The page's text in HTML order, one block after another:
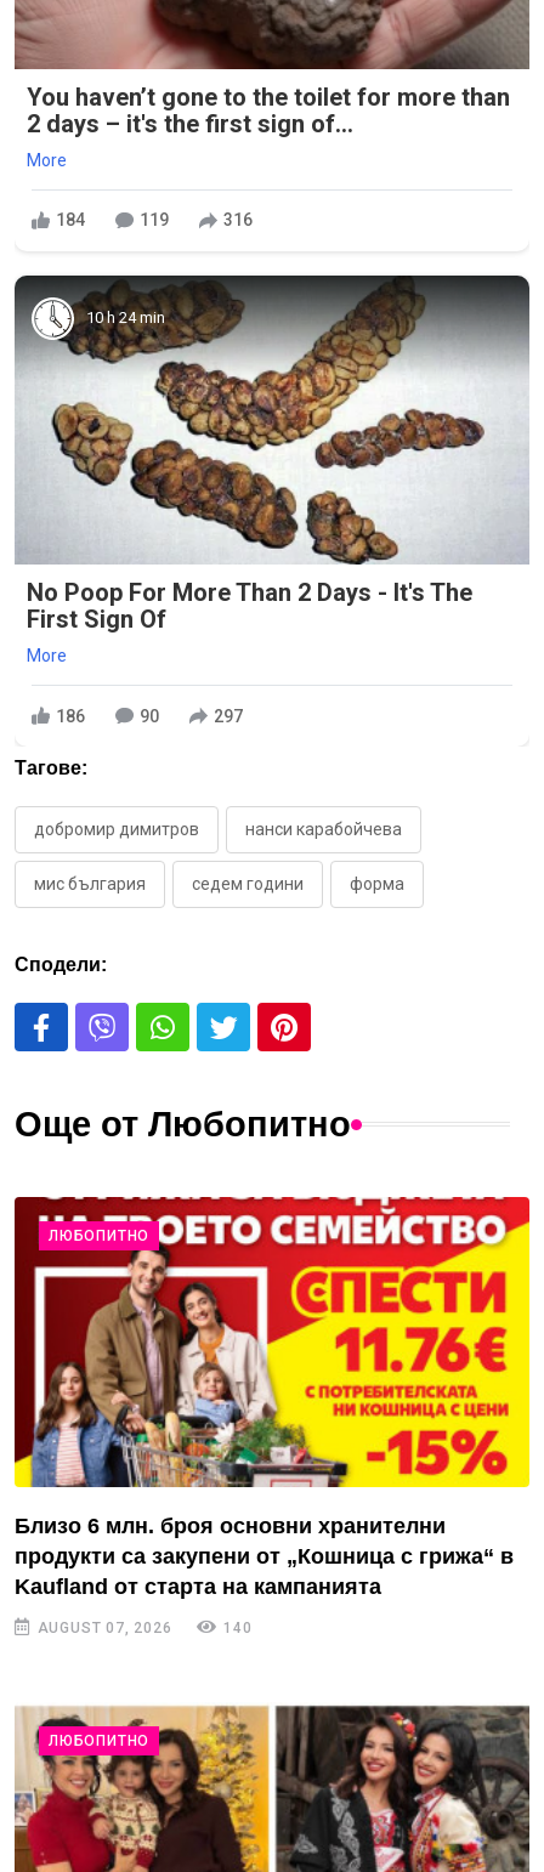
You haven’t gone to the toilet for more than
2 days – it's the first sign of...
More
184 119 316
10 h 24 min
No Poop For More Than 2 Days - It's The
First Sign Of
More
186 90 297
Тагове:
добромир димитров нанси карабойчева
мис българия седем години форма
Сподели:
Още от Любопитно
ЛЮБОПИТНО
Близо 6 млн. броя основни хранителни
продукти са закупени от „Кошница с грижа“ в
Kaufland от старта на кампанията
AUGUST 07, 2026 140
ЛЮБОПИТНО